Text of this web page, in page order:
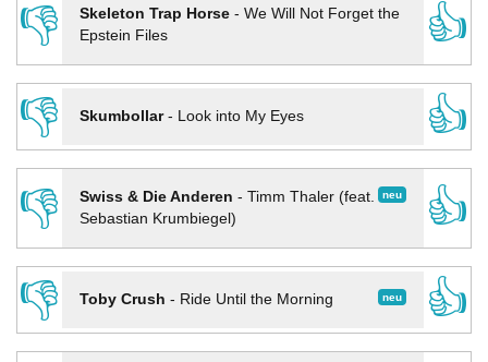
👎 Skeleton Trap Horse- We Will Not Forget the
Epstein Files
👍
👎
Skumbollar- Look into My Eyes
👍
👎
neu
Swiss & Die Anderen - Timm Thaler (feat.
Sebastian Krumbiegel)
👍
👎
neu
Toby Crush - Ride Until the Morning
👍